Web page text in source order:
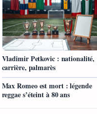
Vladimir Petkovic : nationalité,
carrière, palmarès
Max Romeo est mort : légende
reggae s’éteint à 80 ans